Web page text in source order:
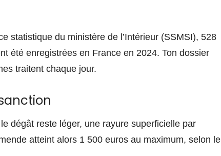
statistique du ministère de l’Intérieur (SSMSI), 528
été enregistrées en France en 2024. Ton dossier
traitent chaque jour.
dégât reste léger, une rayure superficielle par
atteint alors 1 500 euros au maximum, selon le